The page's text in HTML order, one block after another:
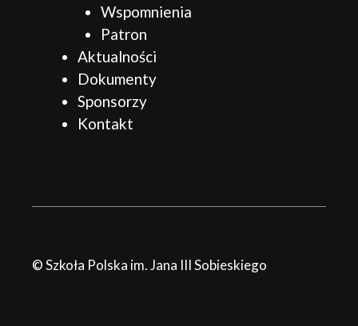
Wspomnienia
Patron
Aktualności
Dokumenty
Sponsorzy
Kontakt
© Szkoła Polska im. Jana III Sobieskiego